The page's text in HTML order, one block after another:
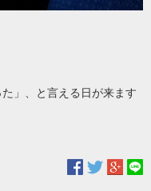
」、と言える日が来ます